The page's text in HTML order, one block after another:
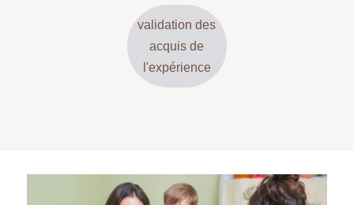
validation des
acquis de
l'expérience